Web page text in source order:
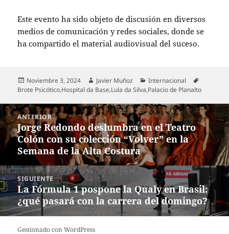
Este evento ha sido objeto de discusión en diversos
medios de comunicación y redes sociales, donde se
ha compartido el material audiovisual del suceso.
Publicado
el
Noviembre 3, 2024 Autor
Javier Muñoz Categorías
Internacional
Brote Psicótico,Hospital da Base,Lula da Silva,Palacio de Planalto
Navegación
de
entradas
ANTERIOR
Entrada
anterior:
Jorge Redondo deslumbra en el Teatro
Colón con su colección “Volver” en la
Semana de la Alta Costura
SIGUIENTE
Entrada
siguiente:
La Fórmula 1 pospone la Qualy en Brasil:
¿qué pasará con la carrera del domingo?
Gestionado con WordPress